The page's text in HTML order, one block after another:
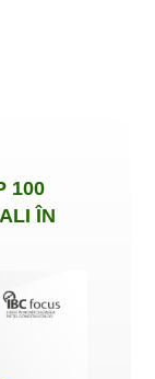
100
ÎN